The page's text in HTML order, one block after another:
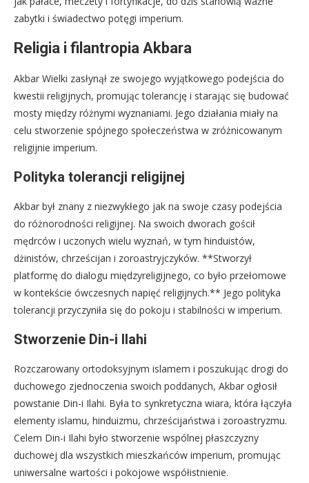
zabytki i świadectwo potęgi imperium.
Religia i filantropia Akbara
Akbar Wielki zasłynął ze swojego wyjątkowego podejścia do
kwestii religijnych, promując tolerancję i starając się budować
mosty między różnymi wyznaniami. Jego działania miały na
celu stworzenie spójnego społeczeństwa w zróżnicowanym
religijnie imperium.
Polityka tolerancji religijnej
Akbar był znany z niezwykłego jak na swoje czasy podejścia
do różnorodności religijnej. Na swoich dworach gościł
mędrców i uczonych wielu wyznań, w tym hinduistów,
dżinistów, chrześcijan i zoroastryjczyków. **Stworzył
platformę do dialogu międzyreligijnego, co było przełomowe
w kontekście ówczesnych napięć religijnych.** Jego polityka
tolerancji przyczyniła się do pokoju i stabilności w imperium.
Stworzenie Din-i Ilahi
Rozczarowany ortodoksyjnym islamem i poszukując drogi do
duchowego zjednoczenia swoich poddanych, Akbar ogłosił
powstanie Din-i Ilahi. Była to synkretyczna wiara, która łączyła
elementy islamu, hinduizmu, chrześcijaństwa i zoroastryzmu.
Celem Din-i Ilahi było stworzenie wspólnej płaszczyzny
duchowej dla wszystkich mieszkańców imperium, promując
uniwersalne wartości i pokojowe współistnienie.